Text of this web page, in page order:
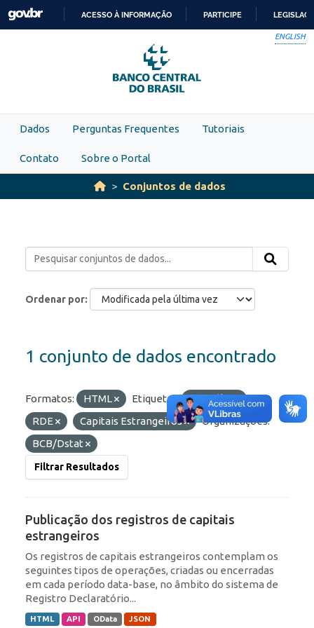
Skip to main content
PARA
O
CONTEÚDO
ACESSO À INFORMAÇÃO PARTICIPE
ENGLISH
Dados Perguntas Frequentes Tutoriais
Contato Sobre o Portal
Conjuntos de dados
Ordenar por
1 conjunto de dados encontrado
Formatos: HTML Etiquetas:
Portfólio
RDE
Capitais Estrangeiros
Organizações:
BCB/Dstat
Filtrar Resultados
Publicação dos registros de capitais
estrangeiros
Os registros de capitais estrangeiros contemplam os
seguintes tipos de operações, criadas ou encerradas
em cada período data-base, no âmbito do sistema de
Registro Declaratório...
HTML API OData JSON